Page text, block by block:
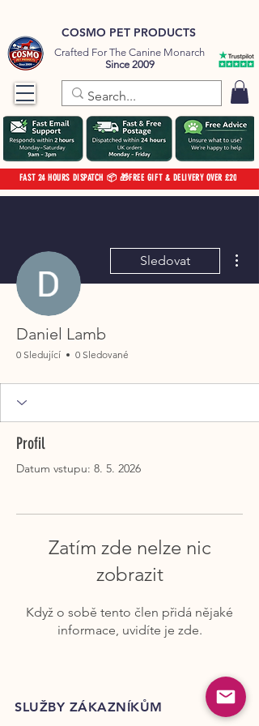
COSMO PET PRODUCTS
Crafted For The Canine Monarch
Since 2009
FAST 24 HOURS DISPATCH 📦 🎁FREE GIFT & DELIVERY OVER £20
Sledovat
Daniel Lamb
0 Sledující 0 Sledované
Profil
Datum vstupu: 8. 5. 2026
Zatím zde nelze nic
zobrazit
Když o sobě tento člen přidá nějaké
informace, uvidíte je zde.
SLUŽBY ZÁKAZNÍKŮM